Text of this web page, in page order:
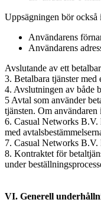
Uppsägningen bör
Användarens
Användarens
Avslutande av ett
3. Betalbara tjänster
4. Avslutningen av både
5 Avtal som använder
tjänsten. Om
6. Casual Networks B.V.
med
7. Casual Networks B.V.
8. Kontraktet för
under
VI. Generell